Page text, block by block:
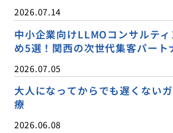
2026.07.14
中小企業向けLLMOコンサルテ
め5選！関西の次世代集客パート
2026.07.05
大人になってからでも遅くない
療
2026.06.08